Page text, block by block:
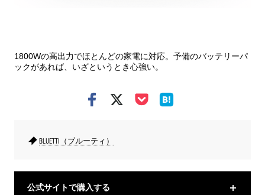
1800Wの高出力でほとんどの家電に対応。予備のバッテリーパ
ックがあれば、いざというとき心強い。
BLUETTI（ブルーティ）
公式サイトで購入する